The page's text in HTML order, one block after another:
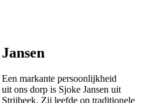
Een markante persoonlijkheid
uit ons dorp is Sjoke Jansen uit
Strijbeek. Zij leefde op traditionele